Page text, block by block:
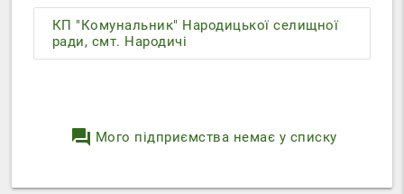
КП "Комунальник" Народицької селищної
ради, смт. Народичі
question_answer Мого підприємства немає у списку